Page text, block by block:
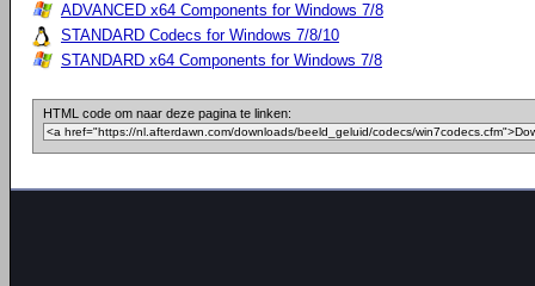
ADVANCED x64 Components for Windows 7/8
STANDARD Codecs for Windows 7/8/10
STANDARD x64 Components for Windows 7/8
HTML code om naar deze pagina te linken: